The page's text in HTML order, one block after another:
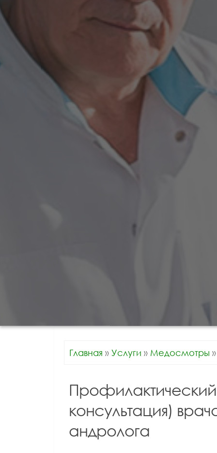
Главная » Услуги » Медосмотры »
консультация)
андролога